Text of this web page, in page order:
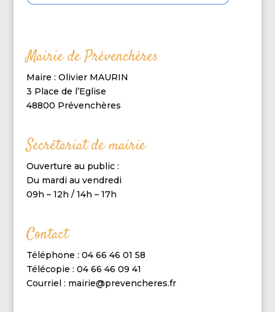
Mairie de Prévenchères
Maire : Olivier MAURIN
3 Place de l’Eglise
48800 Prévenchères
Secrétariat de mairie
Ouverture au public :
Du mardi au vendredi
09h – 12h / 14h – 17h
Contact
Téléphone : 04 66 46 01 58
Télécopie : 04 66 46 09 41
Courriel : mairie@prevencheres.fr